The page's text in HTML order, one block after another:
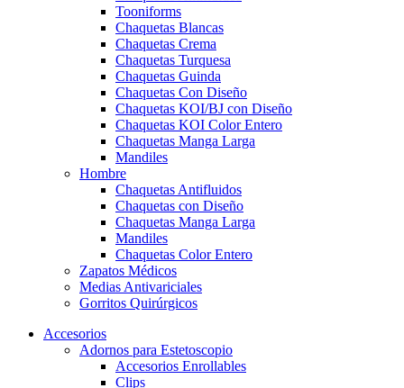
Tooniforms
Chaquetas Blancas
Chaquetas Crema
Chaquetas Turquesa
Chaquetas Guinda
Chaquetas Con Diseño
Chaquetas KOI/BJ con Diseño
Chaquetas KOI Color Entero
Chaquetas Manga Larga
Mandiles
Hombre
Chaquetas Antifluidos
Chaquetas con Diseño
Chaquetas Manga Larga
Mandiles
Chaquetas Color Entero
Zapatos Médicos
Medias Antivariciales
Gorritos Quirúrgicos
Accesorios
Adornos para Estetoscopio
Accesorios Enrollables
Clips